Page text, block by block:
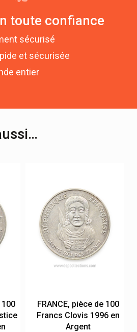
toute confiance
sécurisé
et sécurisée
entier
100
FRANCE, pièce de 100
Francs Clovis 1996 en
Argent